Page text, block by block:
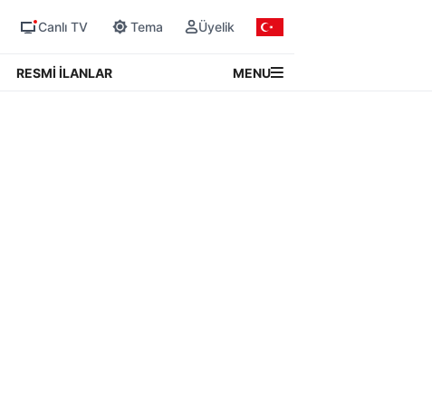
Canlı TV Tema Üyelik
RESMİ İLANLAR MENU